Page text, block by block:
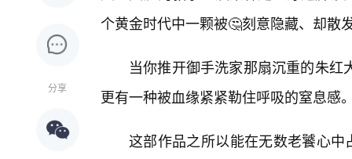
分享
个黄金时代中一颗被🤔刻意隐藏、却散
当你推开御手洗家那扇沉重的朱
更有一种被血缘紧紧勒住呼吸的窒息感
这部作品之所以能在无数老饕心中